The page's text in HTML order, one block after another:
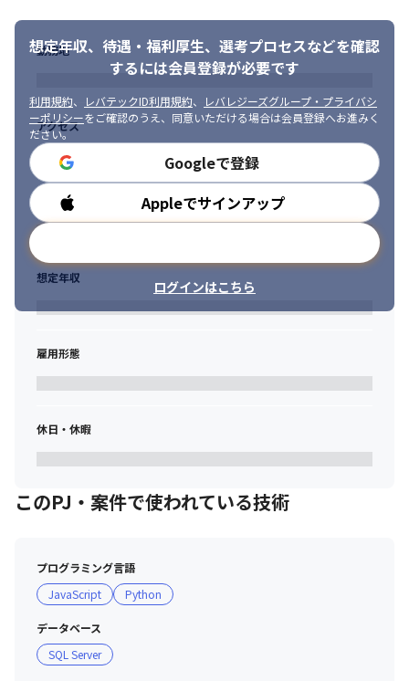
想定年収、待遇・福利厚生、 選考プロセスなどを確認
するには会員登録が必要です
利用規約、 レバテックID利用規約、
レバレジーズグループ・プライバシ
ーポリシーをご確認のうえ、同意いただける場合は会員登録へお進みく
ださい。
Googleで登録
Appleでサインアップ
ログインはこちら
勤務地
アクセス
勤務時間
想定年収
雇用形態
休日・休暇
このPJ・案件で使われている技術
プログラミング言語
JavaScript
Python
データベース
SQL Server